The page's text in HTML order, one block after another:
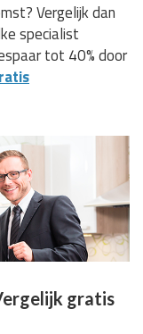
Vergelijk dan
specialist
tot 40% door
gratis